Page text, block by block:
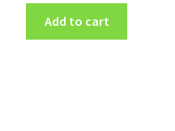
Add to cart